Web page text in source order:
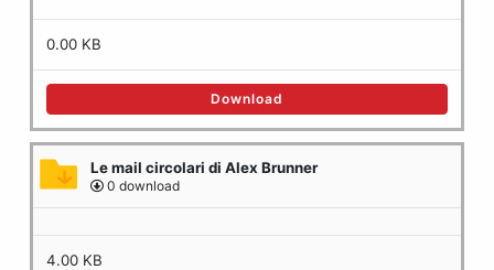
0.00 KB
Download
Le mail circolari di Alex Brunner
0 download
4.00 KB